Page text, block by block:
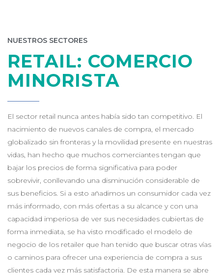
NUESTROS SECTORES
RETAIL: COMERCIO
MINORISTA
El sector retail nunca antes había sido tan competitivo. El
nacimiento de nuevos canales de compra, el mercado
globalizado sin fronteras y la movilidad presente en nuestras
vidas, han hecho que muchos comerciantes tengan que
bajar los precios de forma significativa para poder
sobrevivir, conllevando una disminución considerable de
sus beneficios. Si a esto añadimos un consumidor cada vez
más informado, con más ofertas a su alcance y con una
capacidad imperiosa de ver sus necesidades cubiertas de
forma inmediata, se ha visto modificado el modelo de
negocio de los retailer que han tenido que buscar otras vías
o caminos para ofrecer una experiencia de compra a sus
clientes cada vez más satisfactoria. De esta manera se abre